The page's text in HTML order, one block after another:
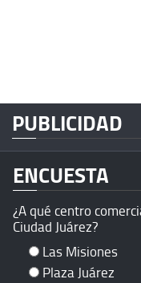
PUBLICIDAD
ENCUESTA
¿A qué centro
Ciudad Juárez?
Las Misiones
Plaza Juárez